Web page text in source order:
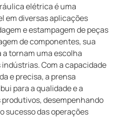
elétrica é uma
em diversas aplicações
e estampagem de peças
de componentes, sua
tornam uma escolha
Com a capacidade
e precisa, a prensa
para a qualidade e a
desempenhando
sucesso das operações